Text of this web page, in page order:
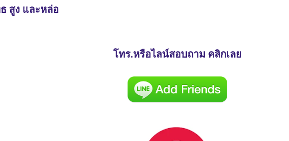
สูง และหล่อ
โทร.หรือไลน์สอบถาม คลิกเลย